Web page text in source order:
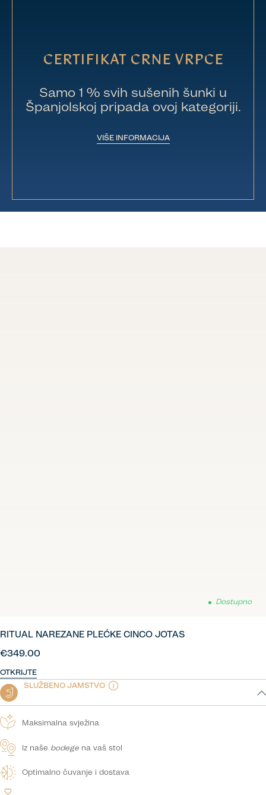
CERTIFIKAT CRNE VRPCE
Samo 1 % svih sušenih šunki u
Španjolskoj pripada ovoj kategoriji.
VIŠE INFORMACIJA
Dostupno
RITUAL NAREZANE PLEĆKE CINCO JOTAS
€349.00
OTKRIJTE
SLUŽBENO JAMSTVO
Maksimalna svježina
Iz naše bodege na vaš stol
Optimalno čuvanje i dostava